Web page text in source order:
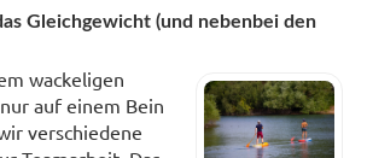
Gleichgewicht (und nebenbei den
wackeligen
auf einem Bein
verschiedene